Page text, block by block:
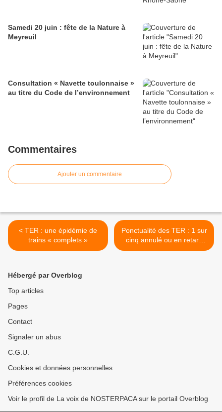
Samedi 20 juin : fête de la Nature à
Meyreuil
Consultation « Navette toulonnaise »
au titre du Code de l’environnement
Commentaires
Ajouter un commentaire
< TER : une épidémie de
trains « complets »
Ponctualité des TER : 1 sur
cinq annulé ou en retard
l'an dernier, selon une
Hébergé par Overblog
Top articles
Pages
Contact
Signaler un abus
C.G.U.
Cookies et données personnelles
Préférences cookies
Voir le profil de La voix de NOSTERPACA sur le portail Overblog